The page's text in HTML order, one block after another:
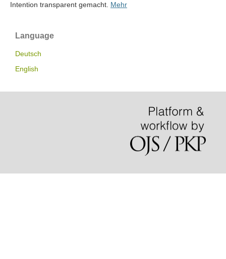
Intention transparent gemacht. Mehr
Language
Deutsch
English